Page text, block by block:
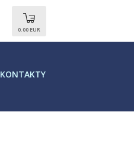
KONTAKTY
0.00 EUR